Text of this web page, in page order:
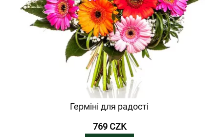
Герміні для радості
769 CZK